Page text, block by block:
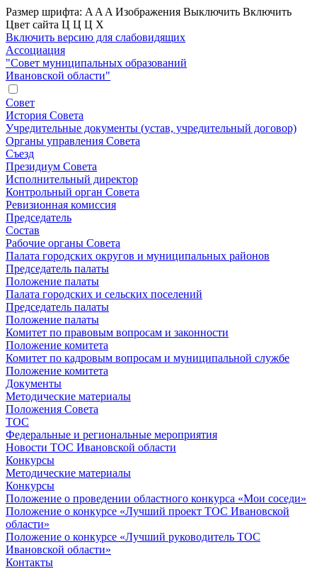
Размер шрифта: A A A Изображения Выключить Включить
Цвет сайта Ц Ц Ц Х
Включить версию для слабовидящих
Ассоциация
"Совет муниципальных образований
Ивановской области"
Совет
История Совета
Учредительные документы (устав, учредительный договор)
Органы управления Совета
Съезд
Президиум Совета
Исполнительный директор
Контрольный орган Совета
Ревизионная комиссия
Председатель
Состав
Рабочие органы Совета
Палата городских округов и муниципальных районов
Председатель палаты
Положение палаты
Палата городских и сельских поселений
Председатель палаты
Положение палаты
Комитет по правовым вопросам и законности
Положение комитета
Комитет по кадровым вопросам и муниципальной службе
Положение комитета
Документы
Методические материалы
Положения Совета
ТОС
Федеральные и региональные мероприятия
Новости ТОС Ивановской области
Конкурсы
Методические материалы
Конкурсы
Положение о проведении областного конкурса «Мои соседи»
Положение о конкурсе «Лучший проект ТОС Ивановской
области»
Положение о конкурсе «Лучший руководитель ТОС
Ивановской области»
Контакты